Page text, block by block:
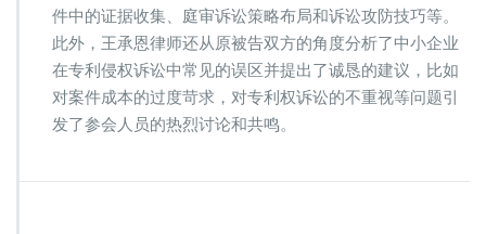
件中的证据收集、庭审诉讼策略布局和诉讼攻防技巧等。
此外，王承恩律师还从原被告双方的角度分析了中小企业
在专利侵权诉讼中常见的误区并提出了诚恳的建议，比如
对案件成本的过度苛求，对专利权诉讼的不重视等问题引
发了参会人员的热烈讨论和共鸣。